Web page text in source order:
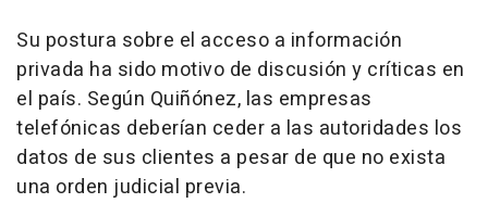
Su postura sobre el acceso a información
privada ha sido motivo de discusión y críticas en
el país. Según Quiñónez, las empresas
telefónicas deberían ceder a las autoridades los
datos de sus clientes a pesar de que no exista
una orden judicial previa.